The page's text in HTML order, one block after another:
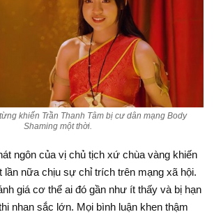
khiến Trần Thanh Tâm bị cư dân mạng Body
Shaming một thời.
ngôn của vị chủ tịch xứ chùa vàng khiến
lần nữa chịu sự chỉ trích trên mạng xã hội.
giá cơ thể ai đó gần như ít thấy và bị hạn
nhan sắc lớn. Mọi bình luận khen thậm